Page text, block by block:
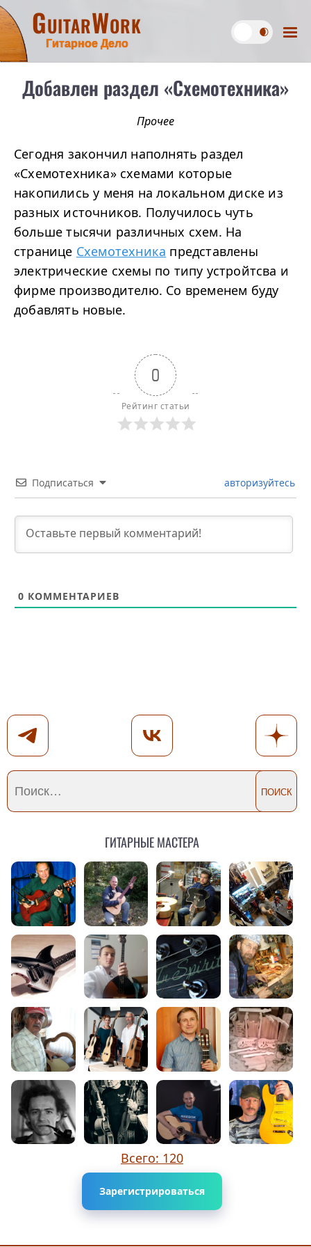
GuitarWork
Гитарное Дело
Добавлен раздел «Схемотехника»
Прочее
Сегодня закончил наполнять раздел
«Схемотехника» схемами которые
накопились у меня на локальном диске из
разных источников. Получилось чуть
больше тысячи различных схем. На
странице Схемотехника представлены
электрические схемы по типу устройтсва и
фирме производителю. Со временем буду
добавлять новые.
0
Рейтинг статьи
Подписаться авторизуйтесь
0 КОММЕНТАРИЕВ
Гитарные мастера
Всего: 120
Зарегистрироваться